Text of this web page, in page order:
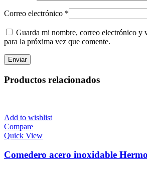
Correo electrónico *
Guarda mi nombre, correo electrónico y
para la próxima vez que comente.
Productos relacionados
Add to wishlist
Compare
Quick View
Comedero acero inoxidable